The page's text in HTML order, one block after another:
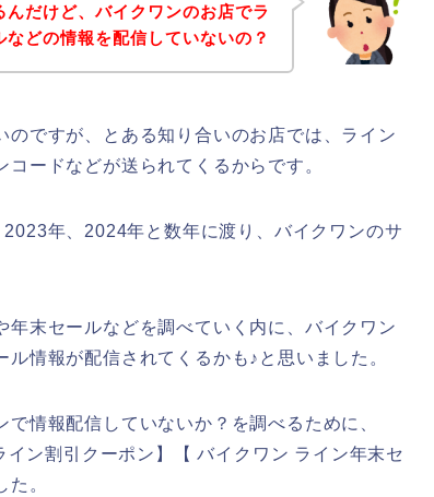
だけど、バイクワンのお店でラ
どの情報を配信していないの？
ですが、とある知り合いのお店では、ライン
ードなどが送られてくるからです。
年、2024年と数年に渡り、バイクワンのサ
末セールなどを調べていく内に、バイクワン
情報が配信されてくるかも♪と思いました。
情報配信していないか？を調べるために、
イン割引クーポン】【 バイクワン ライン年末セ
。